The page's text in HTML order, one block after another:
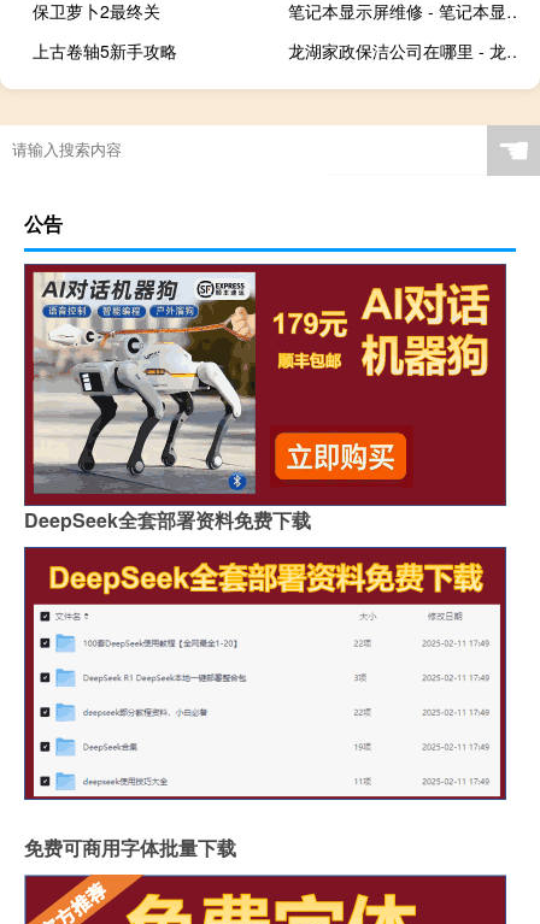
保卫萝卜2最终关
笔记本显示屏维修 - 笔记本显示器坏了怎么维修
上古卷轴5新手攻略
龙湖家政保洁公司在哪里 - 龙湖镇家政保洁
☚
公告
DeepSeek全套部署资料免费下载
免费可商用字体批量下载